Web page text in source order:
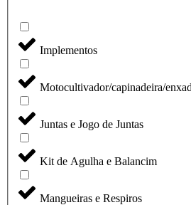
Implementos
Motocultivador/capinadeira/
Juntas e Jogo de Juntas
Kit de Agulha e Balancim
Mangueiras e Respiros